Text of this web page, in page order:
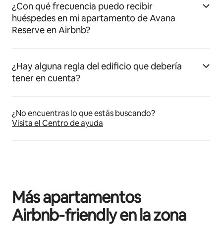
¿Con qué frecuencia puedo recibir
huéspedes en mi apartamento de Avana
Reserve en Airbnb?
¿Hay alguna regla del edificio que debería
tener en cuenta?
¿No encuentras lo que estás buscando?
Visita el Centro de ayuda
Más apartamentos
Airbnb‑friendly en la zona